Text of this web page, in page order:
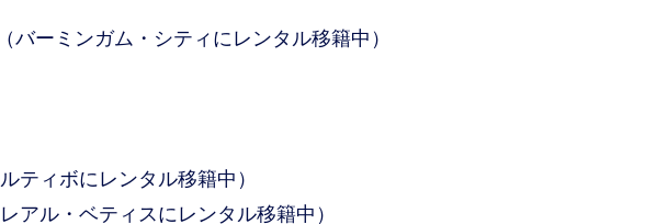
バーミンガム・シティにレンタル移籍中）
ティボにレンタル移籍中）
アル・ベティスにレンタル移籍中）